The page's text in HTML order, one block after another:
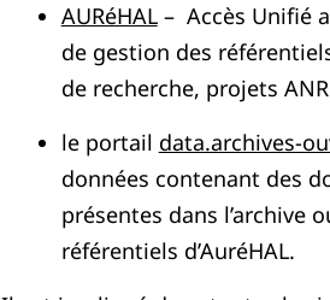
AURéHAL– Accès Unifié
de gestion des
de recherche, projets
le portail data.archives-
données contenant des
présentes dans l’archive
référentiels d’AuréHAL.